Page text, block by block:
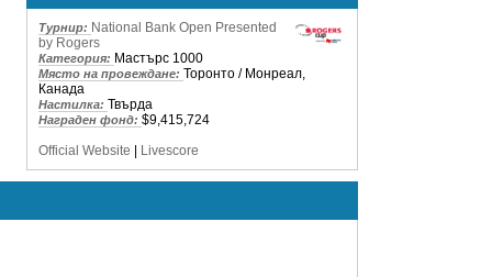
Турнир: National Bank Open Presented
by Rogers
Категория: Мастърс 1000
Място на провеждане: Торонто / Монреал,
Канада
Настилка: Твърда
Награден фонд: $9,415,724
Official Website
Livescore